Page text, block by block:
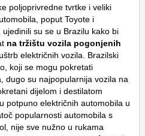
poljoprivredne tvrtke i veliki
poput Toyote i
ujedinili su se u Brazilu kako bi
na tržištu vozila pogonjenih
električnih vozila. Brazilski
koji se mogu pokretati
dugo su najpopularnija vozila na
dijelom i destilatom
potpuno električnih automobila u
popularnosti automobila s
nije sve nužno u rukama